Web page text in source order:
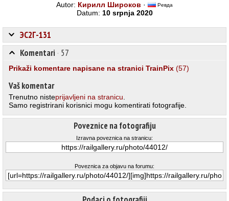
Autor: Кирилл Широков · Ревда
Datum: 10 srpnja 2020
Poveznice na fotografiju
Izravna poveznica na stranicu:
Poveznica za objavu na forumu:
ЭС2Г-131
Komentari · 57
Prikaži komentare napisane na stranici TrainPix (57)
Vaš komentar
Trenutno nisteprijavljeni na stranicu
Samo registrirani korisnici mogu komentirati fotografije.